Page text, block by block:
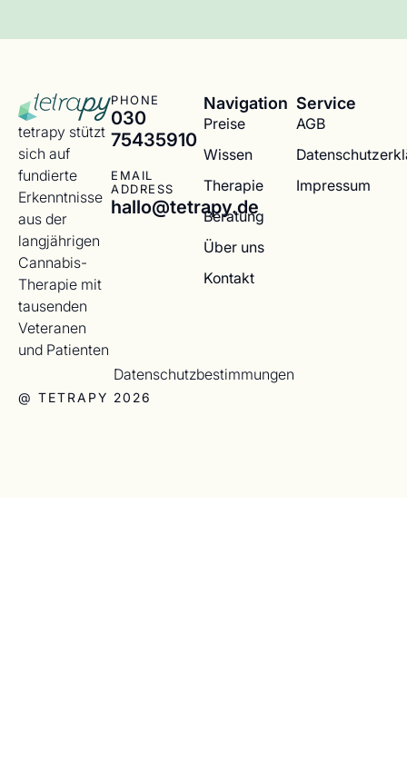
tetrapy stützt
sich auf
fundierte
Erkenntnisse
aus der
langjährigen
Cannabis-
Therapie mit
tausenden
Veteranen
und Patienten
PHONE
030
75435910
EMAIL
ADDRESS
hallo@tetrapy.de
Navigation
Preise
Wissen
Therapie
Beratung
Über uns
Kontakt
Service
AGB
Impressum
@ TETRAPY 2026
Datenschutzbestimmungen